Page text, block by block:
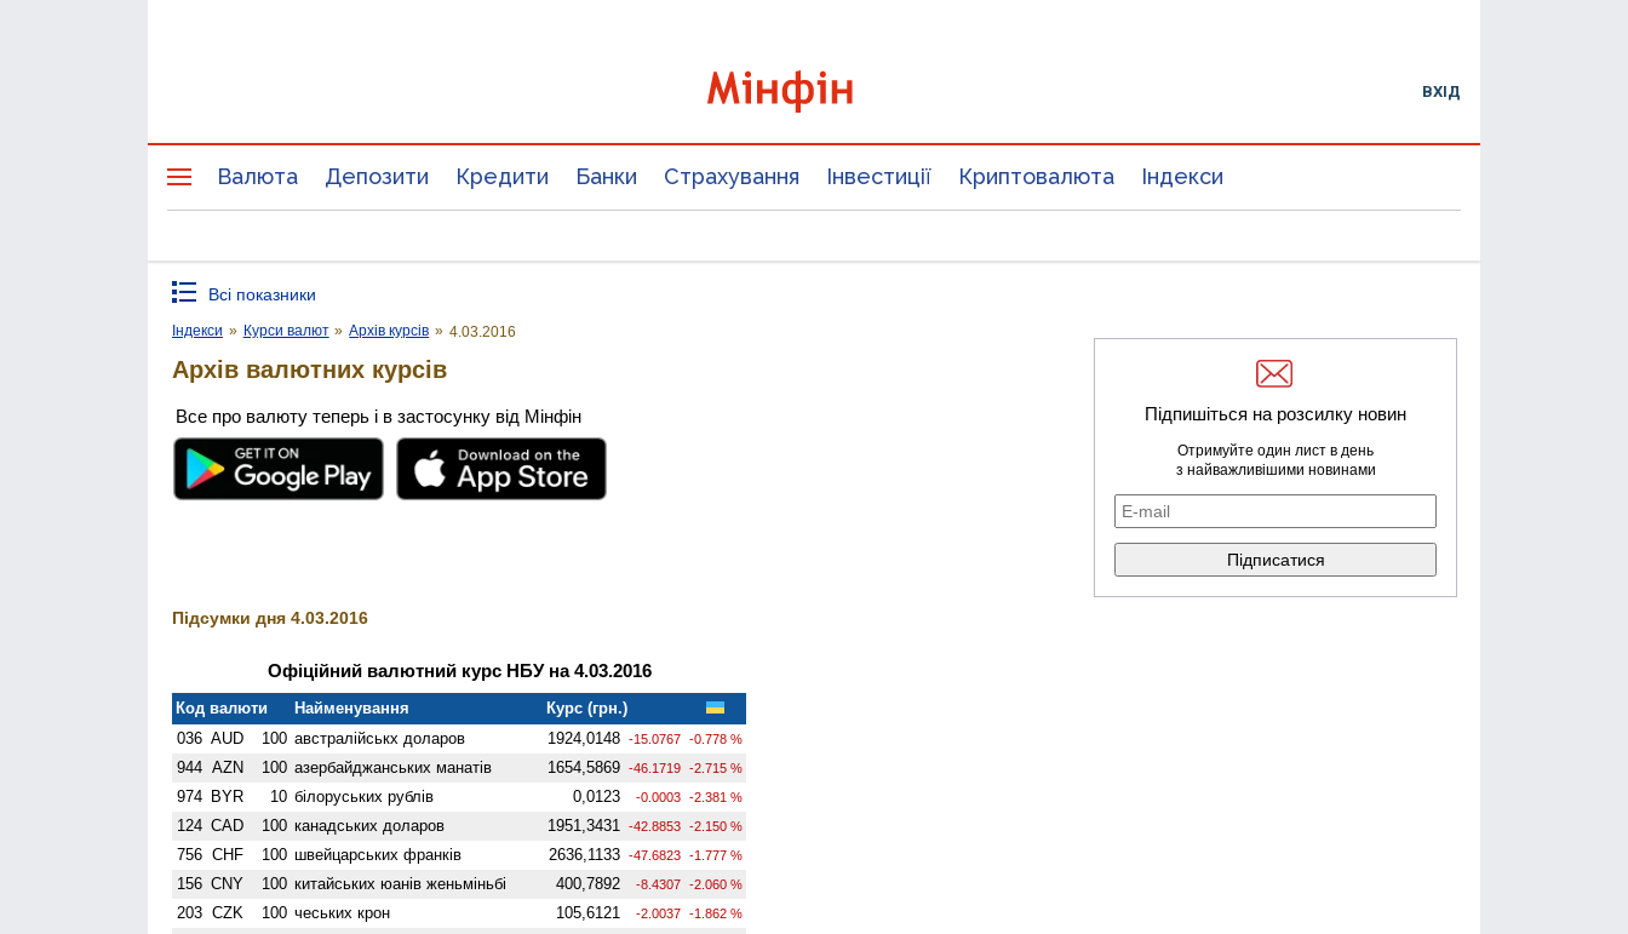
ВХІД
Валюта Депозити Кредити Банки Страхування Інвестиції Криптовалюта Індекси
Всі показники
Індекси » Курси валют » Архів курсів » 4.03.2016
Архів валютних курсів
Все про валюту теперь і в застосунку від Мінфін
Підсумки дня 4.03.2016
Офіційний валютний курс НБУ на 4.03.2016
Код валюти Найменування
Курс (грн.)
036 AUD 100 австралійськх доларов 1924,0148 -15.0767 -0.778 %
944 AZN 100 азербайджанських манатів 1654,5869 -46.1719 -2.715 %
974 BYR 10 білоруських рублів 0,0123 -0.0003 -2.381 %
124 CAD 100 канадських доларов 1951,3431 -42.8853 -2.150 %
756 CHF 100 швейцарських франків 2636,1133 -47.6823 -1.777 %
156 CNY 100 китайських юанів женьмiньбi 400,7892 -8.4307 -2.060 %
203 CZK 100 чеських крон 105,6121 -2.0037 -1.862 %
Підпишіться на розсилку новин
Отримуйте один лист в день
з найважливішими новинами